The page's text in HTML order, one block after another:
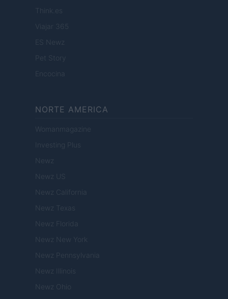
Think.es
Viajar 365
ES Newz
Pet Story
Encocina
NORTE AMERICA
Womanmagazine
Investing Plus
Newz
Newz US
Newz California
Newz Texas
Newz Florida
Newz New York
Newz Pennsylvania
Newz Illinois
Newz Ohio